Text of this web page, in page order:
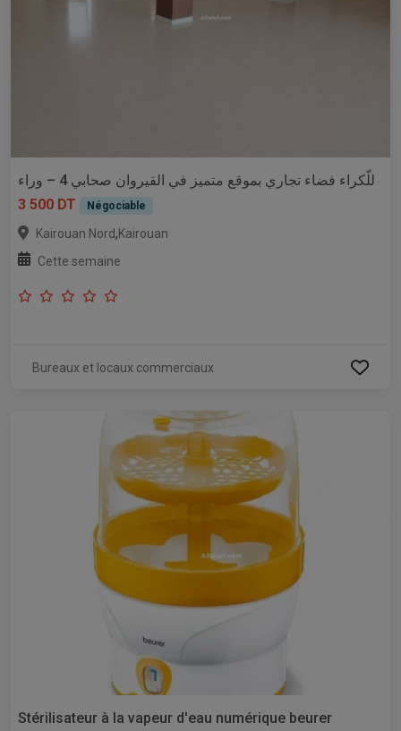
للّكراء فضاء تجاري بموقع متميز في القيروان صحابي 4 – وراء
3 500 DT
Négociable
Kairouan Nord,Kairouan
Cette semaine
Bureaux et locaux commerciaux
Stérilisateur à la vapeur d'eau numérique beurer